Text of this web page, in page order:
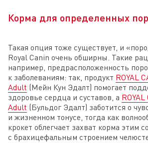
Корма для определенных
Такая опция тоже существует, и
Royal Canin очень обширны. Такие
например, предрасположенность
к заболеваниям: так, продукт ROYAL
Adult (Мейн Кун Эдалт) помогает
здоровье сердца и суставов, а
Adult (Бульдог Эдалт) заботится о
и жизненном тонусе, тогда как
крокет облегчает захват корма этим
с брахицефальным строением